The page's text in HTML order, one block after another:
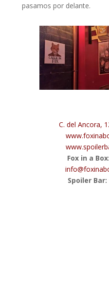
pasamos por delante.
C. del Ancora,
Fox in a Box:
Spoiler Bar: